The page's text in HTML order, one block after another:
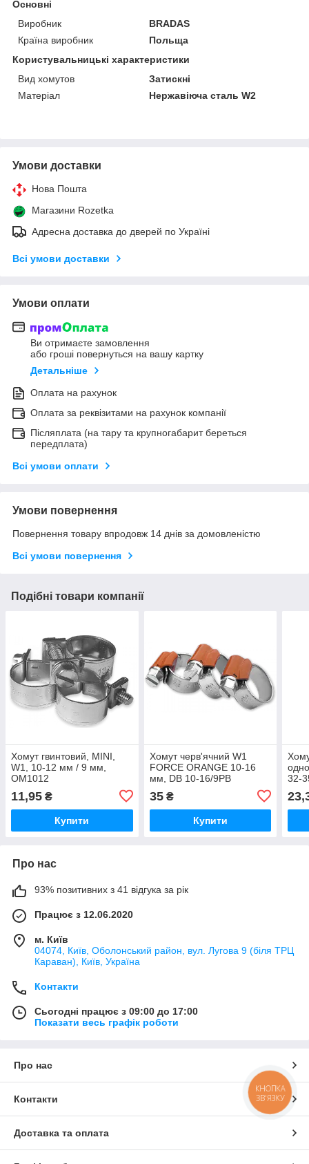
Основні
Виробник
BRADAS
Країна виробник
Польща
Користувальницькі характеристики
Вид хомутов
Затискні
Матеріал
Нержавіюча сталь W2
Умови доставки
Нова Пошта
Магазини Rozetka
Адресна доставка до дверей по Україні
Всі умови доставки
Умови оплати
Ви отримаєте замовлення
або гроші повернуться на вашу картку
Детальніше
Оплата на рахунок
Оплата за реквізитами на рахунок компанії
Післяплата (на тару та крупногабарит береться
передплата)
Всі умови оплати
Умови повернення
Повернення товару впродовж 14 днів за домовленістю
Всі умови повернення
Подібні товари компанії
Хомут гвинтовий, MINI,
W1, 10-12 мм / 9 мм,
OM1012
11,95 ₴
Купити
Хомут черв'ячний W1
FORCE ORANGE 10-16
мм, DB 10-16/9PB
35₴
Купити
32-
Про нас
93% позитивних з 41 відгука за рік
Працює з 12.06.2020
м. Київ
04074, Київ, Оболонський район, вул. Лугова 9 (біля ТРЦ
Караван), Київ, Україна
Контакти
Сьогодні працює з 09:00 до 17:00
Показати весь графік роботи
Про нас
Контакти
Доставка та оплата
КНОПКА
ЗВ'ЯЗКУ